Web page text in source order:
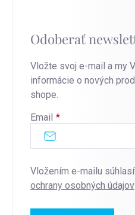
Odoberať
Vložte svoj e-mail a my
informácie o nových
shope.
Email
Vložením e-mailu
ochrany osobných údajov